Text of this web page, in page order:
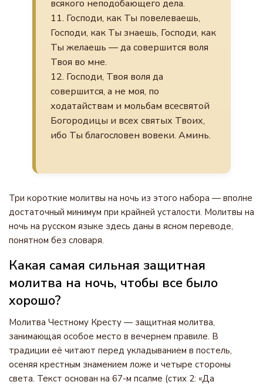
всякого неподобающего дела.
11. Господи, как Ты повелеваешь,
Господи, как Ты знаешь, Господи, как
Ты желаешь — да совершится воля
Твоя во мне.
12. Господи, Твоя воля да
совершится, а не моя, по
ходатайствам и мольбам всесвятой
Богородицы и всех святых Твоих,
ибо Ты благословен вовеки. Аминь.
Три короткие молитвы на ночь из этого набора — вполне
достаточный минимум при крайней усталости. Молитвы на
ночь на русском языке здесь даны в ясном переводе,
понятном без словаря.
Какая самая сильная защитная
молитва на ночь, чтобы все было
хорошо?
Молитва Честному Кресту — защитная молитва,
занимающая особое место в вечернем правиле. В
традиции её читают перед укладыванием в постель,
осеняя крестным знамением ложе и четыре стороны
света. Текст основан на 67-м псалме (стих 2: «Да